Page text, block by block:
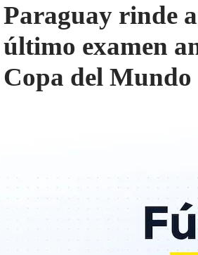
Paraguay rinde
último examen
Copa del Mundo